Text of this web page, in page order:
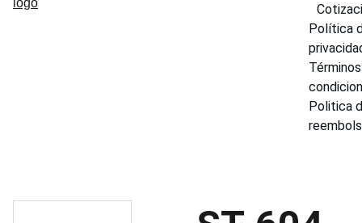
Política
Politica